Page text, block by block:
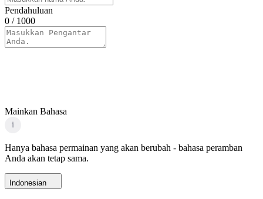
Pendahuluan
0 / 1000
Mainkan Bahasa
i
Hanya bahasa permainan yang akan berubah - bahasa peramban
Anda akan tetap sama.
Indonesian